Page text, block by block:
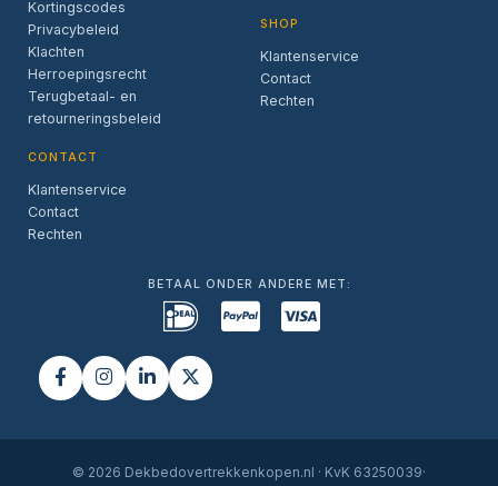
Kortingscodes
Privacybeleid
Klachten
Herroepingsrecht
Terugbetaal- en
retourneringsbeleid
CONTACT
Klantenservice
Contact
Rechten
SHOP
Klantenservice
Contact
Rechten
BETAAL ONDER ANDERE MET:
© 2026 Dekbedovertrekkenkopen.nl · KvK 63250039·